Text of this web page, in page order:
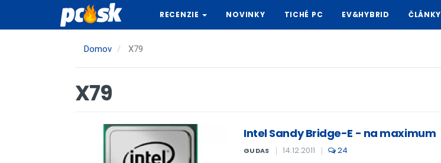
hlavný
RECENZIE NOVINKY TICHÉ PC EV&HYBRID ČLÁNKY
Domov X79
X79
Intel Sandy Bridge-E - na maximum
GUDAS 14.12.2011 24